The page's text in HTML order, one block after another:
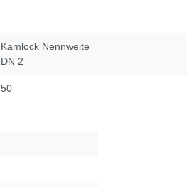
Kamlock Nennweite
DN 2
50